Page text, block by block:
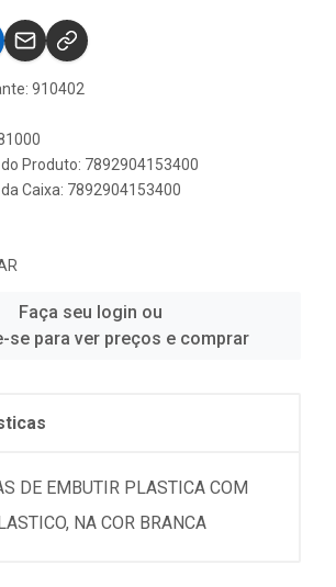
910402
Produto: 7892904153400
Caixa: 7892904153400
Faça seu login ou
se para ver preços e comprar
DE EMBUTIR PLASTICA COM
NA COR BRANCA